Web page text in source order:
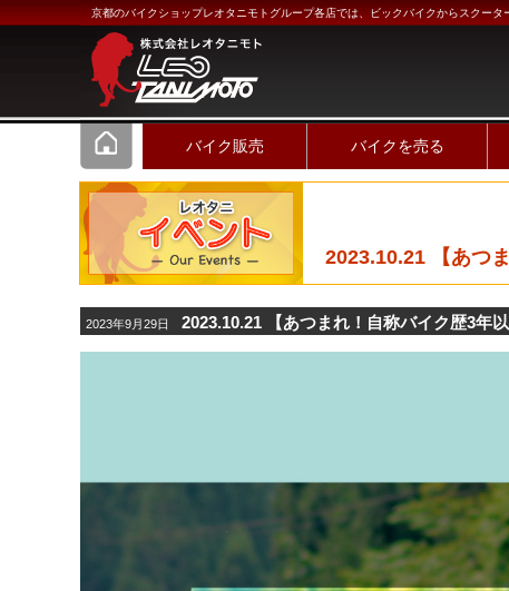
京都のバイクショップレオタニモトグループ各店では、ビックバイクからスクータ
バイク販売 バイクを売る
2023.10.21 【あつ
2023年9月29日 2023.10.21 【あつまれ！自称バイク歴3年